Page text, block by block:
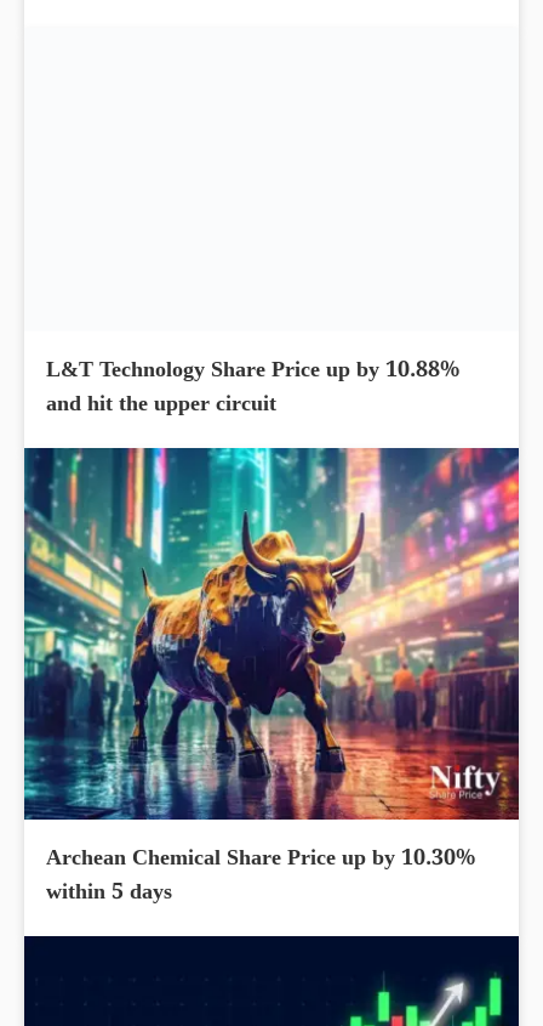
L&T Technology Share Price up by 10.88%
and hit the upper circuit
Archean Chemical Share Price up by 10.30%